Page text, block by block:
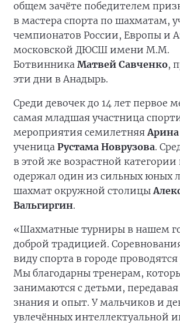
общем зачёте победителем
в мастера спорта по шахматам,
чемпионатов России, Европы и
московской ДЮСШ имени М.М.
Ботвинника Матвей Савченко,
эти дни в Анадырь.
Среди девочек до 14 лет первое
самая младшая участница
мероприятия семилетняя
ученица Рустама Новрузова.
в этой же возрастной категории
одержал один из сильных юных
шахмат окружной столицы
Вальгиргин.
«Шахматные турниры в нашем
доброй традицией.
виду спорта в городе проводятся
Мы благодарны тренерам,
занимаются с детьми,
знания и опыт. У мальчиков и
увлечённых интеллектуальной